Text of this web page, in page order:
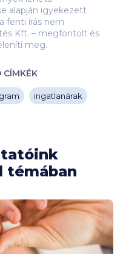
alapján igyekezett
fenti írás nem
Kft. – megfontolt és
meg.
CÍMKÉK
ingatlanárak
témában